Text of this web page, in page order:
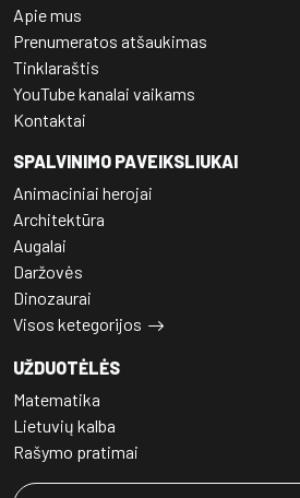
Apie mus
Prenumeratos atšaukimas
Tinklaraštis
YouTube kanalai vaikams
Kontaktai
SPALVINIMO PAVEIKSLIUKAI
Animaciniai herojai
Architektūra
Augalai
Daržovės
Dinozaurai
Visos ketegorijos
UŽDUOTĖLĖS
Matematika
Lietuvių kalba
Rašymo pratimai